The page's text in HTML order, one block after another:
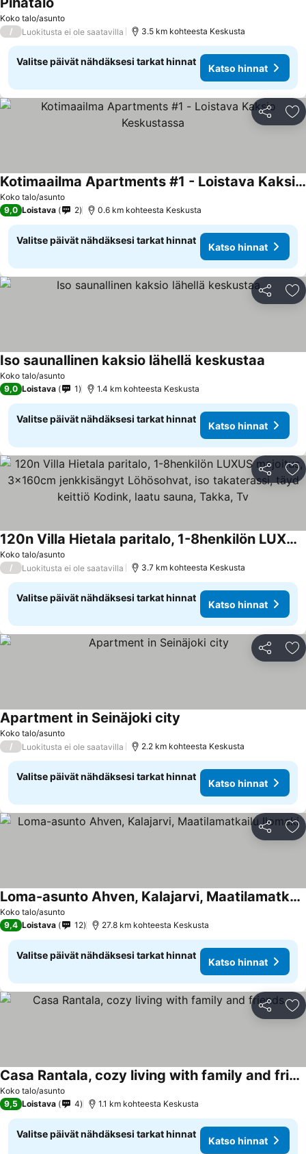
Koko talo/asunto
/ Luokitusta ei ole saatavilla 3.5 km kohteesta Keskusta
Valitse päivät nähdäksesi tarkat hinnat
Katso hinnat
Jaa
Koko talo/asunto
Kotimaailma Apartments #1 - Loistava Kaksio Keskustassa
9,0 Loistava 2 0.6 km kohteesta Keskusta
Valitse päivät nähdäksesi tarkat hinnat
Katso hinnat
Jaa
Koko talo/asunto
Iso saunallinen kaksio lähellä keskustaa
9,0 Loistava 1 1.4 km kohteesta Keskusta
Valitse päivät nähdäksesi tarkat hinnat
Katso hinnat
Jaa
Koko talo/asunto
120n Villa Hietala paritalo, 1-8henkilön LUXUS majoitus, 3x160cm jenkkisängyt Löhösohvat, iso takaterassi, täyd keittiö Kodink, laatu sauna, Takka, Tv
/ Luokitusta ei ole saatavilla 3.7 km kohteesta Keskusta
Valitse päivät nähdäksesi tarkat hinnat
Katso hinnat
Jaa
Koko talo/asunto
Apartment in Seinäjoki city
/ Luokitusta ei ole saatavilla 2.2 km kohteesta Keskusta
Valitse päivät nähdäksesi tarkat hinnat
Katso hinnat
Jaa
Koko talo/asunto
Loma-asunto Ahven, Kalajarvi, Maatilamatkailu Ilomaki
9,4 Loistava 12 27.8 km kohteesta Keskusta
Valitse päivät nähdäksesi tarkat hinnat
Katso hinnat
Jaa
Koko talo/asunto
Casa Rantala, cozy living with family and friends
9,5 Loistava 4 1.1 km kohteesta Keskusta
Valitse päivät nähdäksesi tarkat hinnat
Katso hinnat